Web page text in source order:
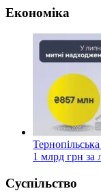
Економіка
1 млрд грн за
Суспільство